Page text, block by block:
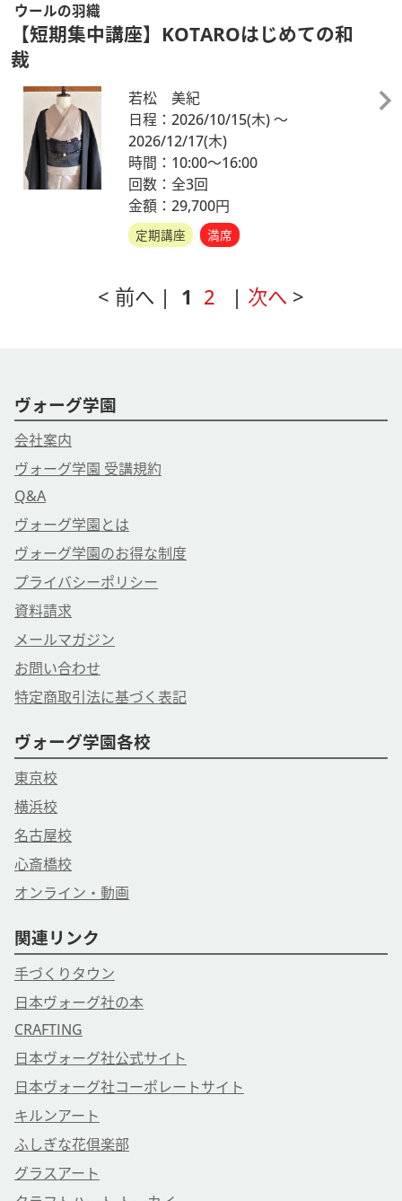
ウールの羽織
【短期集中講座】KOTAROはじめての和
裁
若松 美紀
日程：2026/10/15(木)～
2026/12/17(木)
時間：10:00～16:00
回数：全3回
金額：29,700円
定期講座 満席
< 前へ | 1 2 | 次へ >
ヴォーグ学園
会社案内
ヴォーグ学園 受講規約
Q&A
ヴォーグ学園とは
ヴォーグ学園のお得な制度
プライバシーポリシー
資料請求
メールマガジン
お問い合わせ
特定商取引法に基づく表記
ヴォーグ学園各校
東京校
横浜校
名古屋校
心斎橋校
オンライン・動画
関連リンク
手づくりタウン
日本ヴォーグ社の本
CRAFTING
日本ヴォーグ社公式サイト
日本ヴォーグ社コーポレートサイト
キルンアート
ふしぎな花倶楽部
グラスアート